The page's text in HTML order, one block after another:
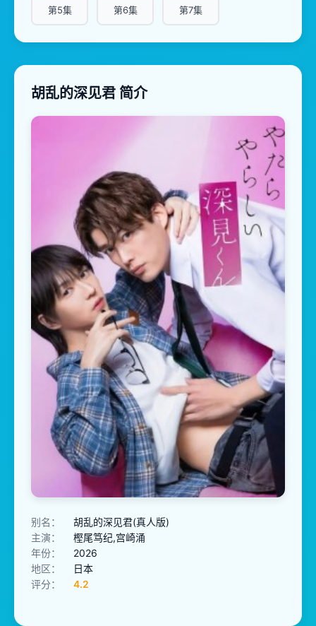
第5集 第6集 第7集
胡乱的深见君 简介
别名：
胡乱的深见君(真人版)
主演：
樫尾笃纪,宫崎涌
年份：
2026
地区：
日本
评分：
4.2